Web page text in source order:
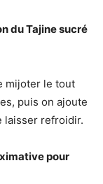
du Tajine sucré
mijoter le tout
puis on ajoute
laisser refroidir.
pour